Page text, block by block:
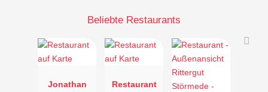
Beliebte Restaurants
Jonathan
Restaurant